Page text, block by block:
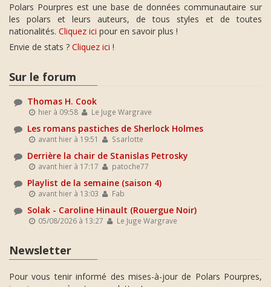
Polars Pourpres est une base de données communautaire sur
les polars et leurs auteurs, de tous styles et de toutes
nationalités. Cliquez ici pour en savoir plus !
Envie de stats ? Cliquez ici !
Sur le forum
Thomas H. Cook
hier à 09:58 Le Juge Wargrave
Les romans pastiches de Sherlock Holmes
avant hier à 19:51 Ssarlotte
Derrière la chair de Stanislas Petrosky
avant hier à 17:17 patoche77
Playlist de la semaine (saison 4)
avant hier à 13:03 Fab
Solak - Caroline Hinault (Rouergue Noir)
05/08/2026 à 13:27 Le Juge Wargrave
Newsletter
Pour vous tenir informé des mises-à-jour de Polars Pourpres,